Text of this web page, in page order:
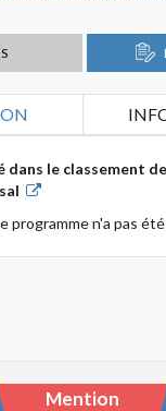
dans le classement
programme n'a pas
Mention